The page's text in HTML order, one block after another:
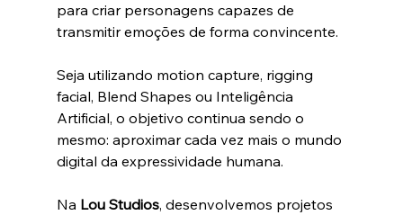
para criar personagens capazes de
transmitir emoções de forma convincente.
Seja utilizando motion capture, rigging
facial, Blend Shapes ou Inteligência
Artificial, o objetivo continua sendo o
mesmo: aproximar cada vez mais o mundo
digital da expressividade humana.
Na Lou Studios, desenvolvemos projetos